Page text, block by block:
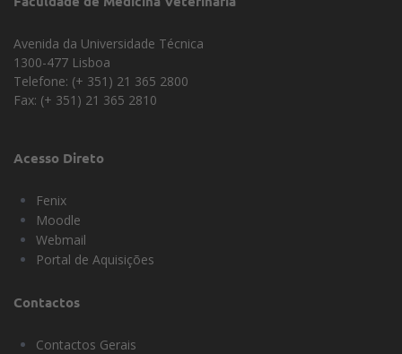
Avenida da Universidade Técnica
1300-477 Lisboa
Telefone: (+ 351) 21 365 2800
Fax: (+ 351) 21 365 2810
Acesso Direto
Fenix
Moodle
Webmail
Portal de Aquisições
Contactos
Contactos Gerais